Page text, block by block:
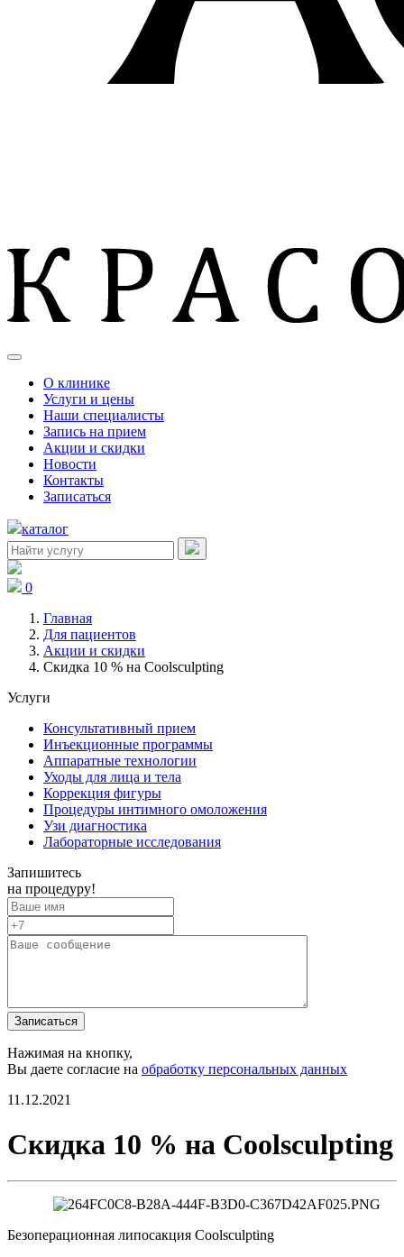
О клинике
Услуги и цены
Наши специалисты
Запись на прием
Акции и скидки
Новости
Контакты
Записаться
каталог
0
Главная
Для пациентов
Акции и скидки
Скидка 10 % на Coolsculpting
Услуги
Консультативный прием
Инъекционные программы
Аппаратные технологии
Уходы для лица и тела
Коррекция фигуры
Процедуры интимного омоложения
Узи диагностика
Лабораторные исследования
Запишитесь
на процедуру!
Записаться
Нажимая на кнопку,
Вы даете согласие на обработку персональных данных
11.12.2021
Скидка 10 % на Coolsculpting
Безоперационная липосакция Coolsculpting